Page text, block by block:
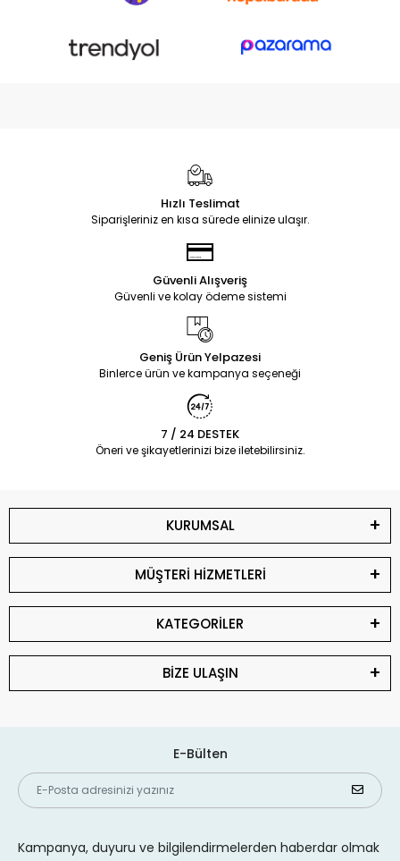
Hızlı Teslimat
Siparişleriniz en kısa sürede elinize ulaşır.
Güvenli Alışveriş
Güvenli ve kolay ödeme sistemi
Geniş Ürün Yelpazesi
Binlerce ürün ve kampanya seçeneği
7 / 24 DESTEK
Öneri ve şikayetlerinizi bize iletebilirsiniz.
KURUMSAL
MÜŞTERİ HİZMETLERİ
KATEGORİLER
BİZE ULAŞIN
E-Bülten
Kampanya, duyuru ve bilgilendirmelerden haberdar olmak